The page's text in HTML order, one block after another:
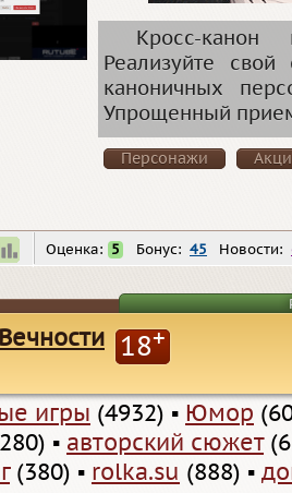
Кросс-
Реализуйте
каноничных
Упрощенный
Персонажи
Оценка: 5 Бонус: 45 Новости:
18+
игры (4932) ▪ Юмор
▪ авторский сюжет
(380) ▪ rolka.su (888) ▪